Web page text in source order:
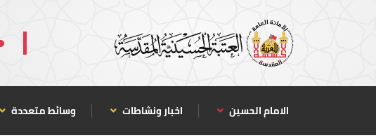
الامام الحسين اخبار ونشاطات وسائط متعددة